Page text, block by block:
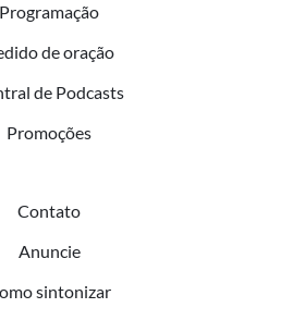
Programação
de oração
de Podcasts
Promoções
Contato
Anuncie
sintonizar